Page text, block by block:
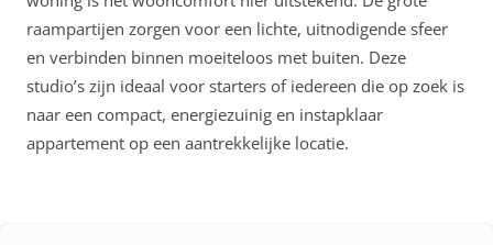
raampartijen zorgen voor een lichte, uitnodigende sfeer
en verbinden binnen moeiteloos met buiten. Deze
studio’s zijn ideaal voor starters of iedereen die op zoek is
naar een compact, energiezuinig en instapklaar
appartement op een aantrekkelijke locatie.